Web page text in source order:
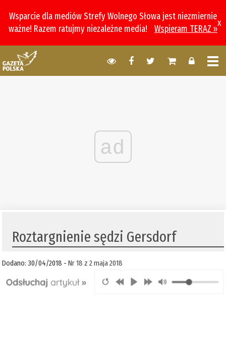
Wsparcie dla mediów Strefy Wolnego Słowa jest niezmiernie
ważne! Razem ratujmy niezależne media!
Wspieram TERAZ »
x
ad
Roztargnienie sędzi Gersdorf
Dodano: 30/04/2018 -Nr 18 z 2 maja 2018